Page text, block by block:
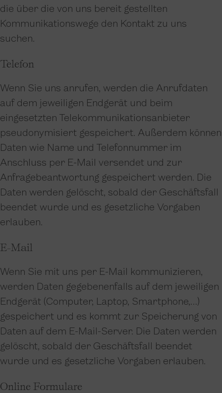
die über die von uns bereit gestellten
Kommunikationswege den Kontakt zu uns
suchen.
Telefon
Wenn Sie uns anrufen, werden die Anrufdaten
auf dem jeweiligen Endgerät und beim
eingesetzten Telekommunikationsanbieter
pseudonymisiert gespeichert. Außerdem können
Daten wie Name und Telefonnummer im
Anschluss per E-Mail versendet und zur
Anfragebeantwortung gespeichert werden. Die
Daten werden gelöscht, sobald der Geschäftsfall
beendet wurde und es gesetzliche Vorgaben
erlauben.
E-Mail
Wenn Sie mit uns per E-Mail kommunizieren,
werden Daten gegebenenfalls auf dem jeweiligen
Endgerät (Computer, Laptop, Smartphone,…)
gespeichert und es kommt zur Speicherung von
Daten auf dem E-Mail-Server. Die Daten werden
gelöscht, sobald der Geschäftsfall beendet
wurde und es gesetzliche Vorgaben erlauben.
Online Formulare